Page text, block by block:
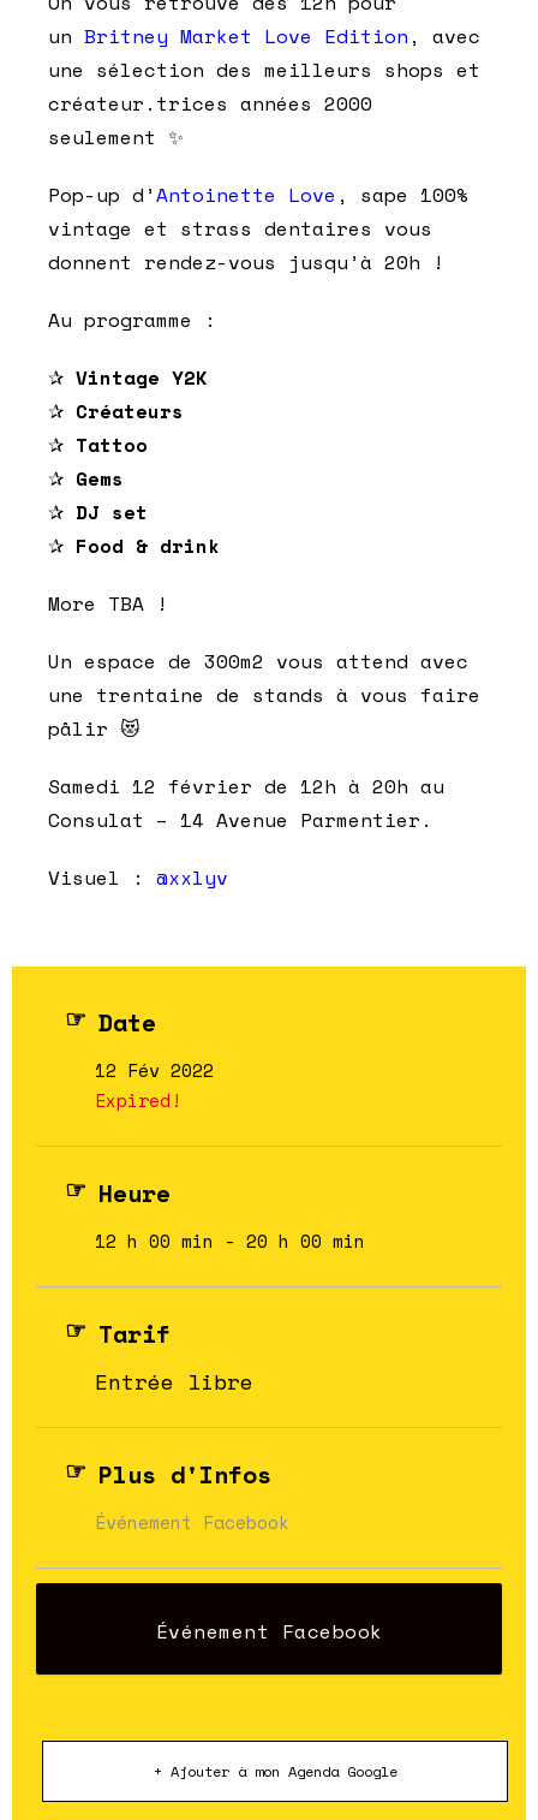
un Britney Market Love Edition , avec
une sélection des meilleurs shops et
créateur.trices années 2000
seulement ✨
Pop-up d’Antoinette Love , sape 100%
vintage et strass dentaires vous
donnent rendez-vous jusqu’à 20h !
Au programme :
✰ Vintage Y2K
✰ Créateurs
✰ Tattoo
✰ Gems
✰ DJ set
✰ Food & drink
More TBA !
Un espace de 300m2 vous attend avec
une trentaine de stands à vous faire
pâlir 😻
Samedi 12 février de 12h à 20h au
Consulat – 14 Avenue Parmentier.
Visuel : @xxlyv
Date
12 Fév 2022
Expired!
Heure
12 h 00 min - 20 h 00 min
Tarif
Entrée libre
Plus d'Infos
Événement Facebook
Événement Facebook
+ Ajouter à mon Agenda Google